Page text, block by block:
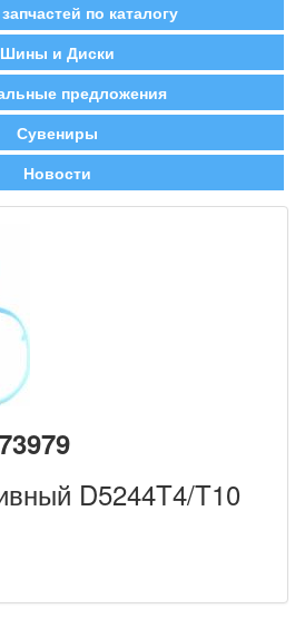
по каталогу
Шины и Диски
предложения
Сувениры
Новости
D5244T4/T10